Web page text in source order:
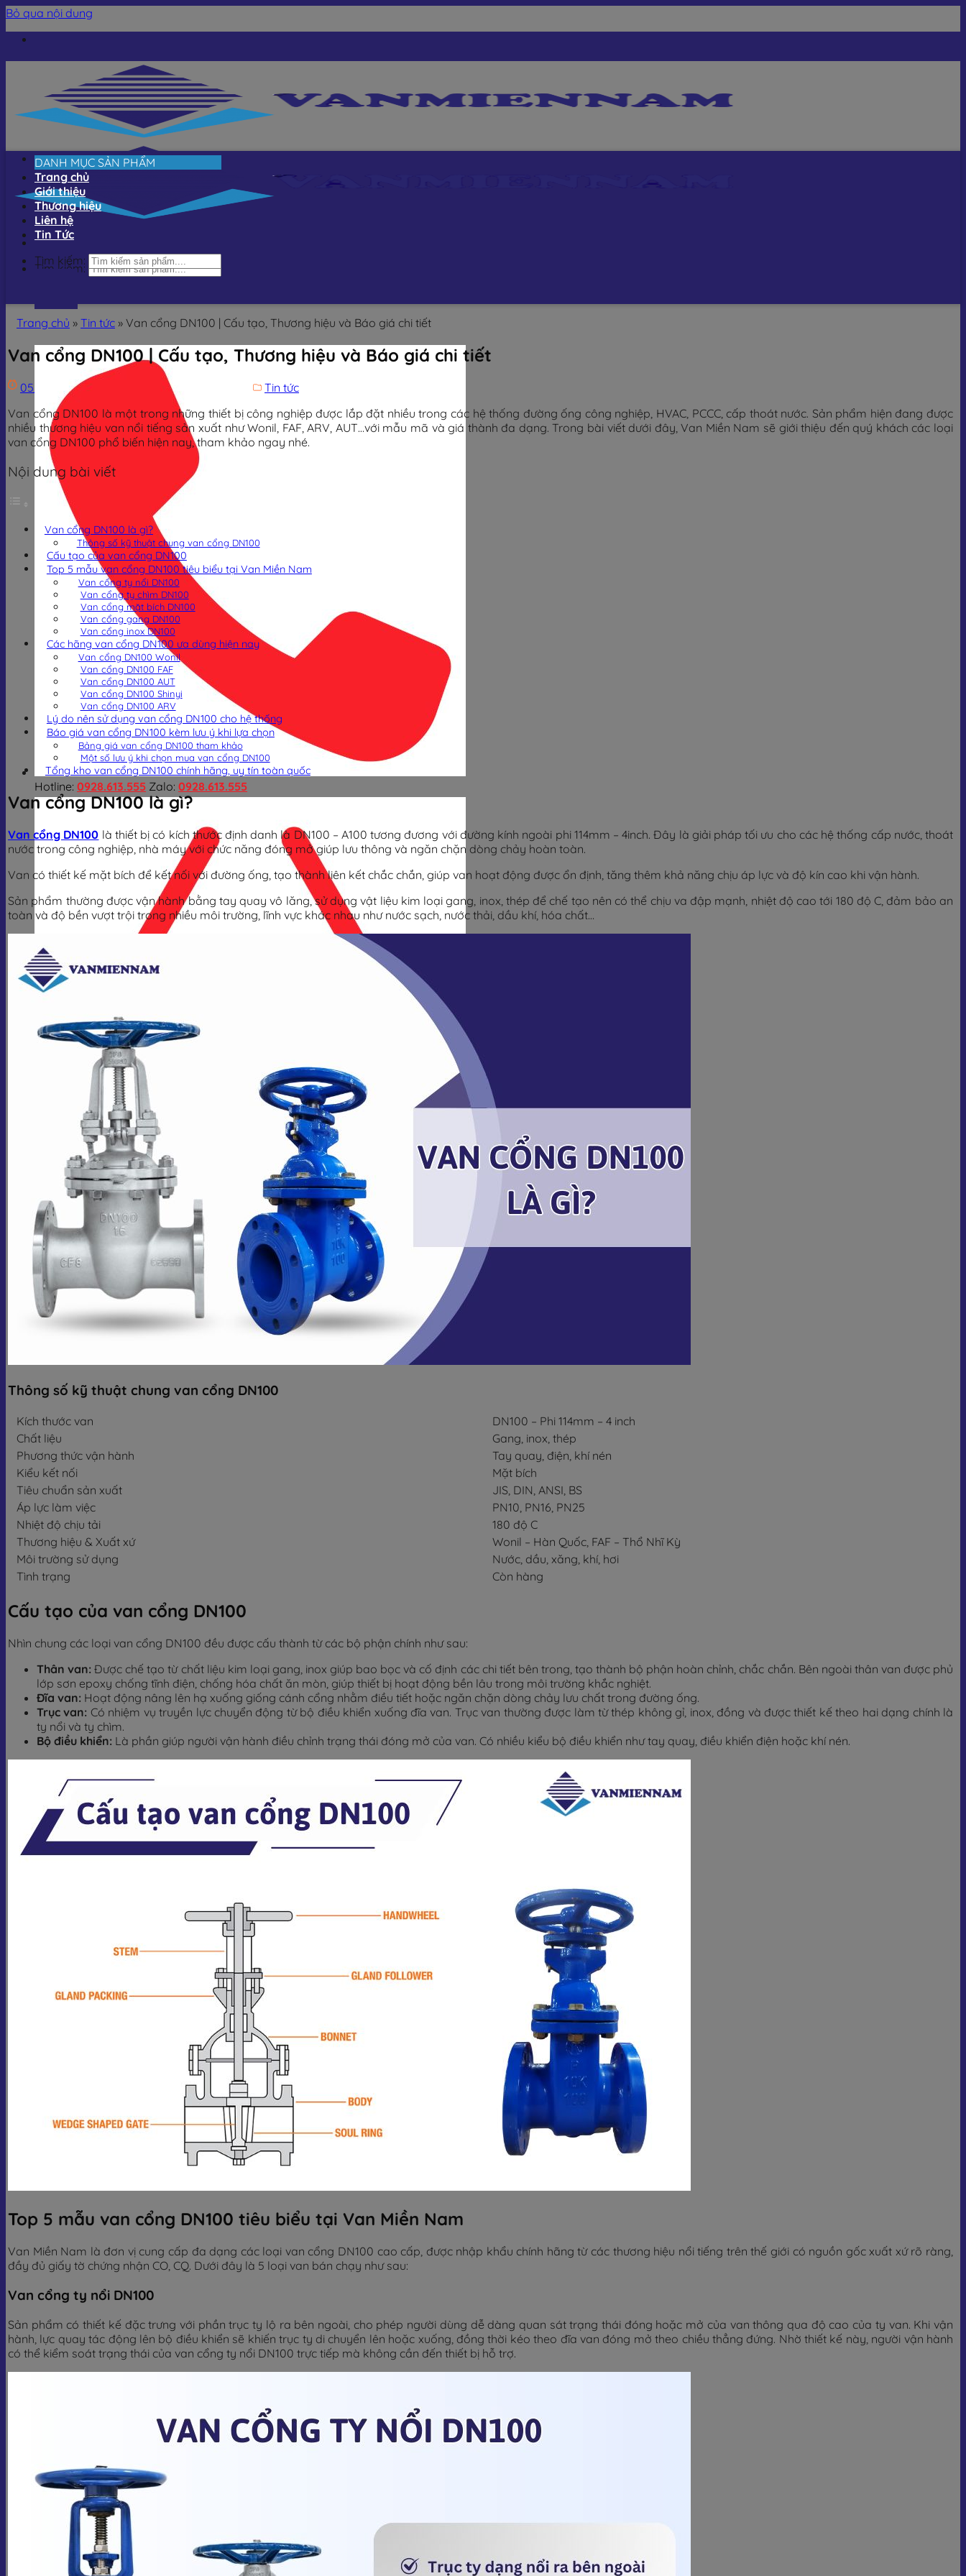
Bỏ qua nội dung
Tìm kiếm:
Hotline: 0928.613.555 Zalo: 0928.613.555
Giỏ hàng
DANH MỤC SẢN PHẨM
Trang chủ
Giới thiệu
Thương hiệu
Liên hệ
Tin Tức
Tìm kiếm:
Trang chủ » Tin tức » Van cổng DN100 | Cấu tạo, Thương hiệu và Báo giá chi tiết
Van cổng DN100 | Cấu tạo, Thương hiệu và Báo giá chi tiết
05/09/2025 Trịnh Đình Dũng
Tin tức
Van cổng DN100 là một trong những thiết bị công nghiệp được lắp đặt nhiều trong các hệ thống đường ống công nghiệp, HVAC, PCCC, cấp thoát nước. Sản phẩm hiện đang được
nhiều thương hiệu van nổi tiếng sản xuất như Wonil, FAF, ARV, AUT…với mẫu mã và giá thành đa dạng. Trong bài viết dưới đây, Van Miền Nam sẽ giới thiệu đến quý khách các loại
van cổng DN100 phổ biến hiện nay, tham khảo ngay nhé.
Nội dung bài viết
Van cổng DN100 là gì?
Thông số kỹ thuật chung van cổng DN100
Cấu tạo của van cổng DN100
Top 5 mẫu van cổng DN100 tiêu biểu tại Van Miền Nam
Van cổng ty nổi DN100
Van cổng ty chìm DN100
Van cổng mặt bích DN100
Van cổng gang DN100
Van cổng inox DN100
Các hãng van cổng DN100 ưa dùng hiện nay
Van cổng DN100 Wonil
Van cổng DN100 FAF
Van cổng DN100 AUT
Van cổng DN100 Shinyi
Van cổng DN100 ARV
Lý do nên sử dụng van cổng DN100 cho hệ thống
Báo giá van cổng DN100 kèm lưu ý khi lựa chọn
Bảng giá van cổng DN100 tham khảo
Một số lưu ý khi chọn mua van cổng DN100
Tổng kho van cổng DN100 chính hãng, uy tín toàn quốc
Van cổng DN100 là gì?
Van cổng DN100 là thiết bị có kích thước định danh là DN100 – A100 tương đương với đường kính ngoài phi 114mm – 4inch. Đây là giải pháp tối ưu cho các hệ thống cấp nước, thoát
nước trong công nghiệp, nhà máy với chức năng đóng mở giúp lưu thông và ngăn chặn dòng chảy hoàn toàn.
Van có thiết kế mặt bích để kết nối với đường ống, tạo thành liên kết chắc chắn, giúp van hoạt động được ổn định, tăng thêm khả năng chịu áp lực và độ kín cao khi vận hành.
Sản phẩm thường được vận hành bằng tay quay vô lăng, sử dụng vật liệu kim loại gang, inox, thép để chế tạo nên có thể chịu va đập mạnh, nhiệt độ cao tới 180 độ C, đảm bảo an
toàn và độ bền vượt trội trong nhiều môi trường, lĩnh vực khác nhau như nước sạch, nước thải, dầu khí, hóa chất…
Thông số kỹ thuật chung van cổng DN100
Kích thước van
DN100 – Phi 114mm – 4 inch
Chất liệu
Gang, inox, thép
Phương thức vận hành
Tay quay, điện, khí nén
Kiểu kết nối
Mặt bích
Tiêu chuẩn sản xuất
JIS, DIN, ANSI, BS
Áp lực làm việc
PN10, PN16, PN25
Nhiệt độ chịu tải
180 độ C
Thương hiệu & Xuất xứ
Wonil – Hàn Quốc, FAF – Thổ Nhĩ Kỳ
Môi trường sử dụng
Nước, dầu, xăng, khí, hơi
Tình trạng
Còn hàng
Cấu tạo của van cổng DN100
Nhìn chung các loại van cổng DN100 đều được cấu thành từ các bộ phận chính như sau:
Thân van: Được chế tạo từ chất liệu kim loại gang, inox giúp bao bọc và cố định các chi tiết bên trong, tạo thành bộ phận hoàn chỉnh, chắc chắn. Bên ngoài thân van được phủ
lớp sơn epoxy chống tĩnh điện, chống hóa chất ăn mòn, giúp thiết bị hoạt động bền lâu trong môi trường khắc nghiệt.
Đĩa van: Hoạt động nâng lên hạ xuống giống cánh cổng nhằm điều tiết hoặc ngăn chặn dòng chảy lưu chất trong đường ống.
Trục van: Có nhiệm vụ truyền lực chuyển động từ bộ điều khiển xuống đĩa van. Trục van thường được làm từ thép không gỉ, inox, đồng và được thiết kế theo hai dạng chính là
ty nổi và ty chìm.
Bộ điều khiển: Là phần giúp người vận hành điều chỉnh trạng thái đóng mở của van. Có nhiều kiểu bộ điều khiển như tay quay, điều khiển điện hoặc khí nén.
Top 5 mẫu van cổng DN100 tiêu biểu tại Van Miền Nam
Van Miền Nam là đơn vị cung cấp đa dạng các loại van cổng DN100 cao cấp, được nhập khẩu chính hãng từ các thương hiệu nổi tiếng trên thế giới có nguồn gốc xuất xứ rõ ràng,
đầy đủ giấy tờ chứng nhận CO, CQ. Dưới đây là 5 loại van bán chạy như sau:
Van cổng ty nổi DN100
Sản phẩm có thiết kế đặc trưng với phần trục ty lộ ra bên ngoài, cho phép người dùng dễ dàng quan sát trạng thái đóng hoặc mở của van thông qua độ cao của ty van. Khi vận
hành, lực quay tác động lên bộ điều khiển sẽ khiến trục ty di chuyển lên hoặc xuống, đồng thời kéo theo đĩa van đóng mở theo chiều thẳng đứng. Nhờ thiết kế này, người vận hành
có thể kiểm soát trạng thái của van cổng ty nổi DN100 trực tiếp mà không cần đến thiết bị hỗ trợ.